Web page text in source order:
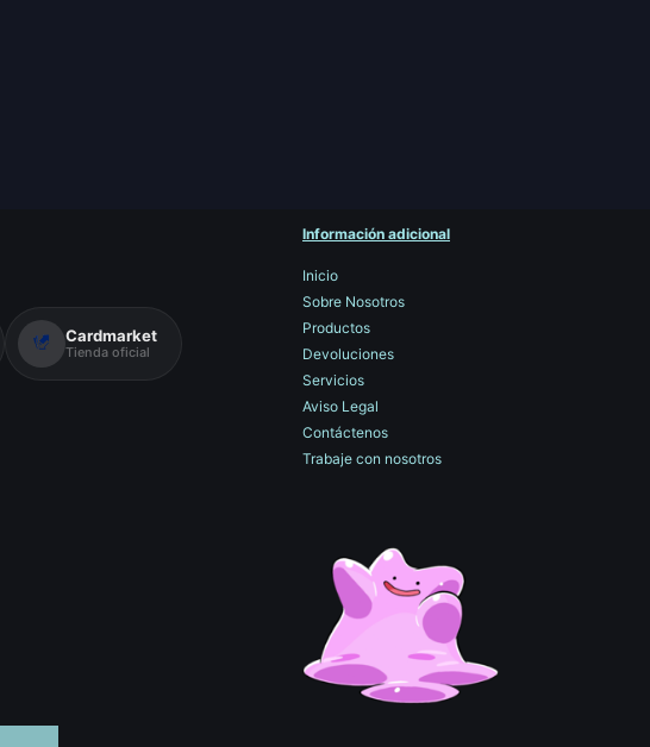
Cardmarket
Tienda oficial
Información adicional
Inicio
Sobre Nosotros
Productos
Devoluciones
Servicios
Aviso Legal
Contáctenos
Trabaje con nosotros